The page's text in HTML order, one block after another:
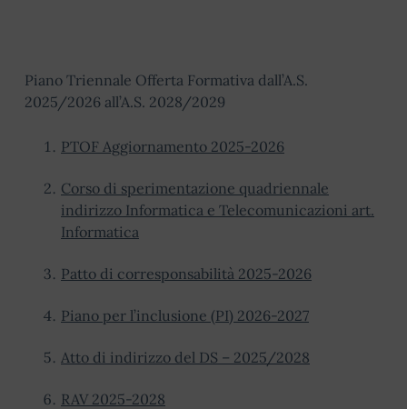
Piano Triennale Offerta Formativa dall’A.S.
2025/2026 all’A.S. 2028/2029
PTOF Aggiornamento 2025-2026
Corso di sperimentazione quadriennale
indirizzo Informatica e Telecomunicazioni art.
Informatica
Patto di corresponsabilità 2025-2026
Piano per l’inclusione (PI) 2026-2027
Atto di indirizzo del DS – 2025/2028
RAV 2025-2028